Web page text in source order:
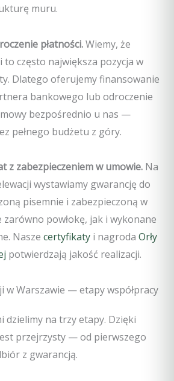
muru.
płatności.Wiemy, że
to często największa pozycja w
Dlatego oferujemy finansowanie
bankowego lub odroczenie
bezpośrednio u nas —
pełnego budżetu z góry.
z zabezpieczeniem w umowie. Na
wystawiamy gwarancję do
pisemnie i zabezpieczoną w
zarówno powłokę, jak i wykonane
Nasze certyfikaty i nagroda Orły
potwierdzają jakość realizacji.
w Warszawie — etapy współpracy
dzielimy na trzy etapy. Dzięki
przejrzysty — od pierwszego
z gwarancją.